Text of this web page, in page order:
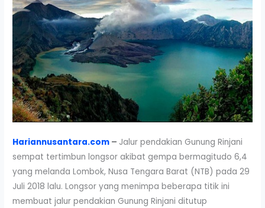
Hariannusantara.com – Jalur pendakian Gunung Rinjani
sempat tertimbun longsor akibat gempa bermagitudo 6,4
yang melanda Lombok, Nusa Tengara Barat (NTB) pada 29
Juli 2018 lalu. Longsor yang menimpa beberapa titik ini
membuat jalur pendakian Gunung Rinjani ditutup